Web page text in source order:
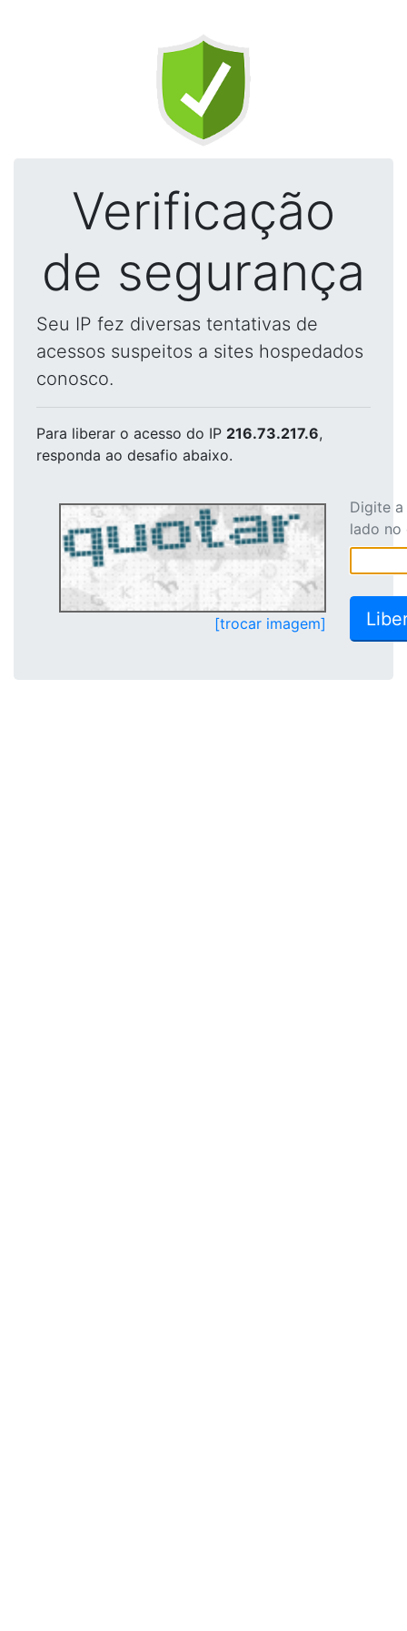
Verificação
de segurança
Seu IP fez diversas tentativas de
acessos suspeitos a sites hospedados
conosco.
Para liberar o acesso do IP 216.73.217.6,
responda ao desafio abaixo.
[trocar imagem]
Digite
lado no